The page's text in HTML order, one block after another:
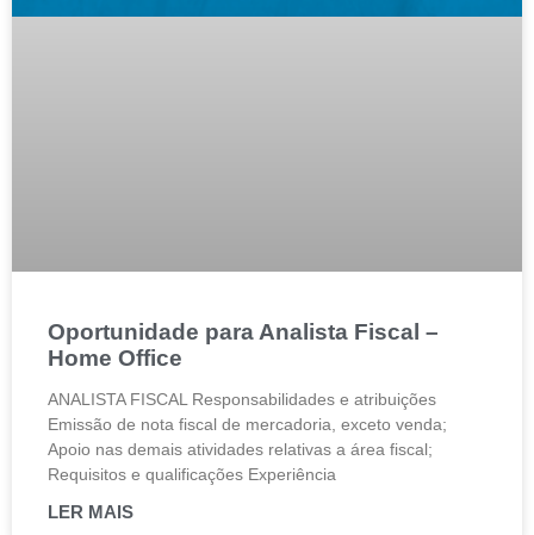
Oportunidade para Analista Fiscal –
Home Office
ANALISTA FISCAL Responsabilidades e atribuições
Emissão de nota fiscal de mercadoria, exceto venda;
Apoio nas demais atividades relativas a área fiscal;
Requisitos e qualificações Experiência
LER MAIS